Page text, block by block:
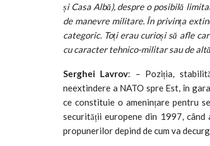
și Casa Albă), despre o posibilă
de manevre militare. În privința
categoric. Toți erau curioși să afle
cu caracter tehnico-militar sau de
Serghei Lavrov: – Poziția,
neextindere a NATO spre Est, în
ce constituie o amenințare pentru
securității europene din 1997,
propunerilor depind de cum va